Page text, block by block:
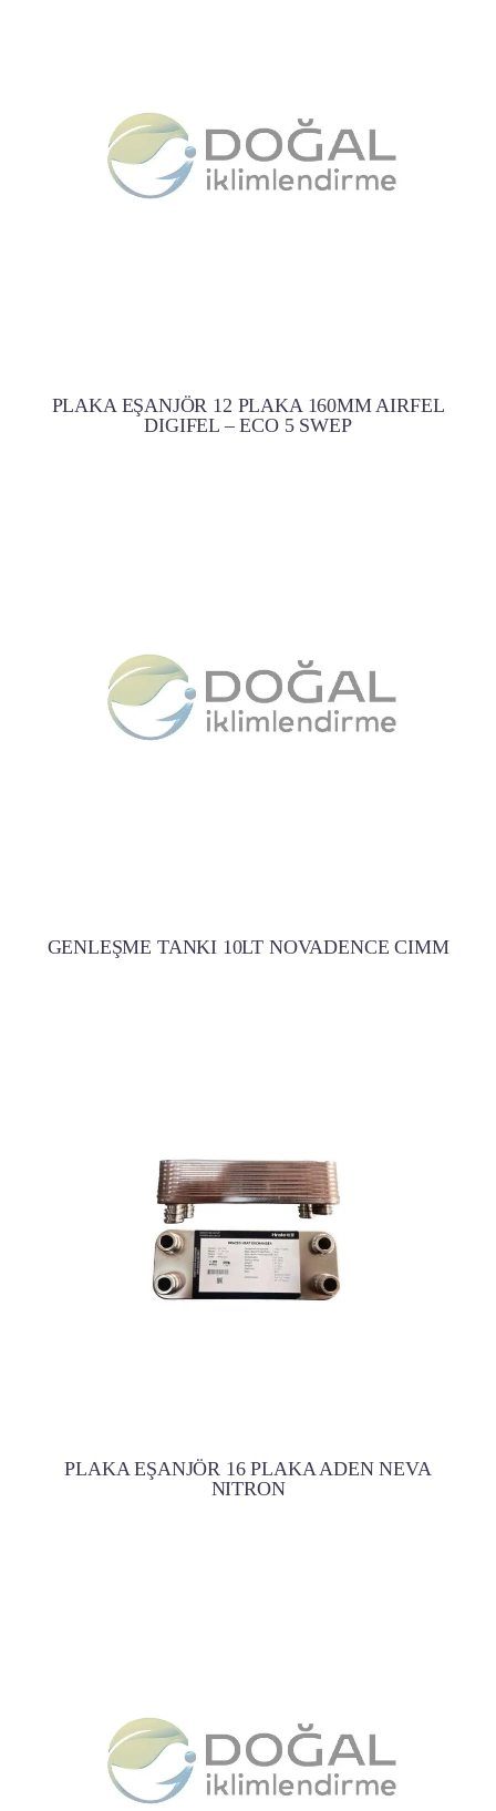
PLAKA EŞANJÖR 12 PLAKA 160MM AIRFEL
DIGIFEL – ECO 5 SWEP
GENLEŞME TANKI 10LT NOVADENCE CIMM
PLAKA EŞANJÖR 16 PLAKA ADEN NEVA
NITRON